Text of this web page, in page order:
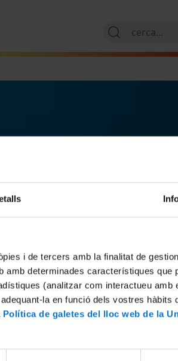
i de tercers amb la finalitat de
determinades característiques que
(analitzar com interactueu amb
la en funció dels vostres hàbits
Política de galetes del lloc web de la